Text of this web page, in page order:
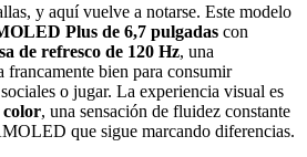
y aquí vuelve a notarse. Este modelo
Plus de 6,7 pulgadas con
de refresco de 120 Hz, una
bien para consumir
o jugar. La experiencia visual es
color, una sensación de fluidez constante
que sigue marcando diferencias.